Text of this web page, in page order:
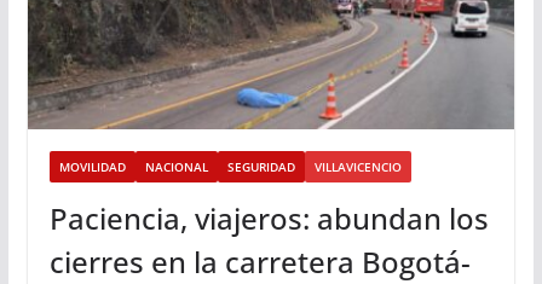
MOVILIDAD NACIONAL SEGURIDAD VILLAVICENCIO
Paciencia, viajeros: abundan los
cierres en la carretera Bogotá-